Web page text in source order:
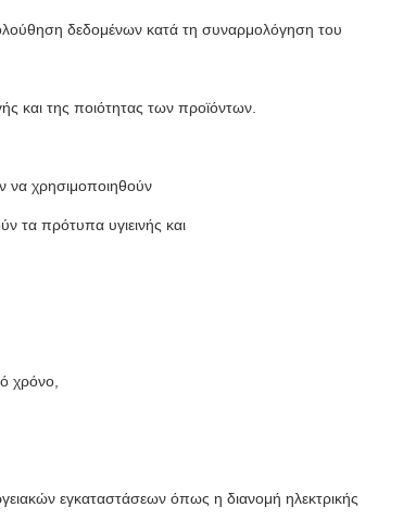
δεδομένων κατά τη συναρμολόγηση του
και της ποιότητας των προϊόντων.
να χρησιμοποιηθούν
τα πρότυπα υγιεινής και
χρόνο,
εγκαταστάσεων όπως η διανομή ηλεκτρικής